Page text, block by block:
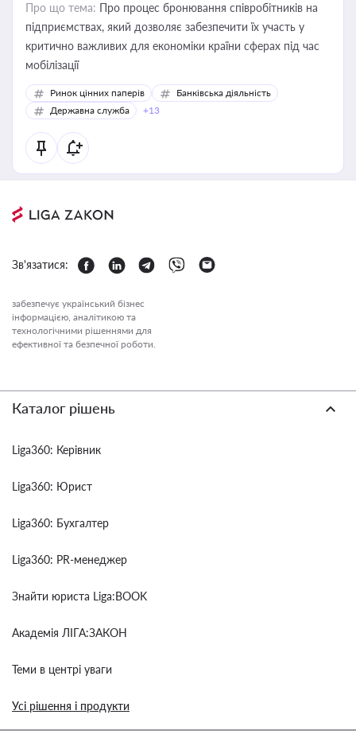
Про що тема: Про процес бронювання співробітників на
підприємствах, який дозволяє забезпечити їх участь у
критично важливих для економіки країни сферах під час
мобілізації
Ринок цінних паперів
Банківська діяльність
Державна служба
+13
Зв'язатися:
забезпечує український бізнес
інформацією, аналітикою та
технологічними рішеннями для
ефективної та безпечної роботи.
Каталог рішень
Liga360: Керівник
Liga360: Юрист
Liga360: Бухгалтер
Liga360: PR-менеджер
Знайти юриста Liga:BOOK
Академія ЛІГА:ЗАКОН
Теми в центрі уваги
Усі рішення і продукти